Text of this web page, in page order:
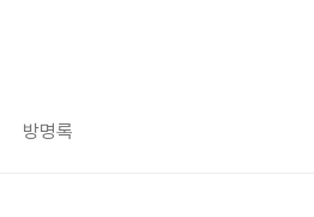
방명록